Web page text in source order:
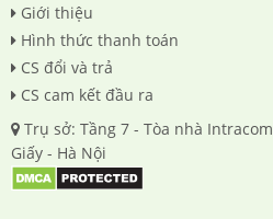
Giới thiệu
Hình thức thanh toán
CS đổi và trả
CS cam kết đầu ra
Trụ sở: Tầng 7 - Tòa nhà
Giấy - Hà Nội